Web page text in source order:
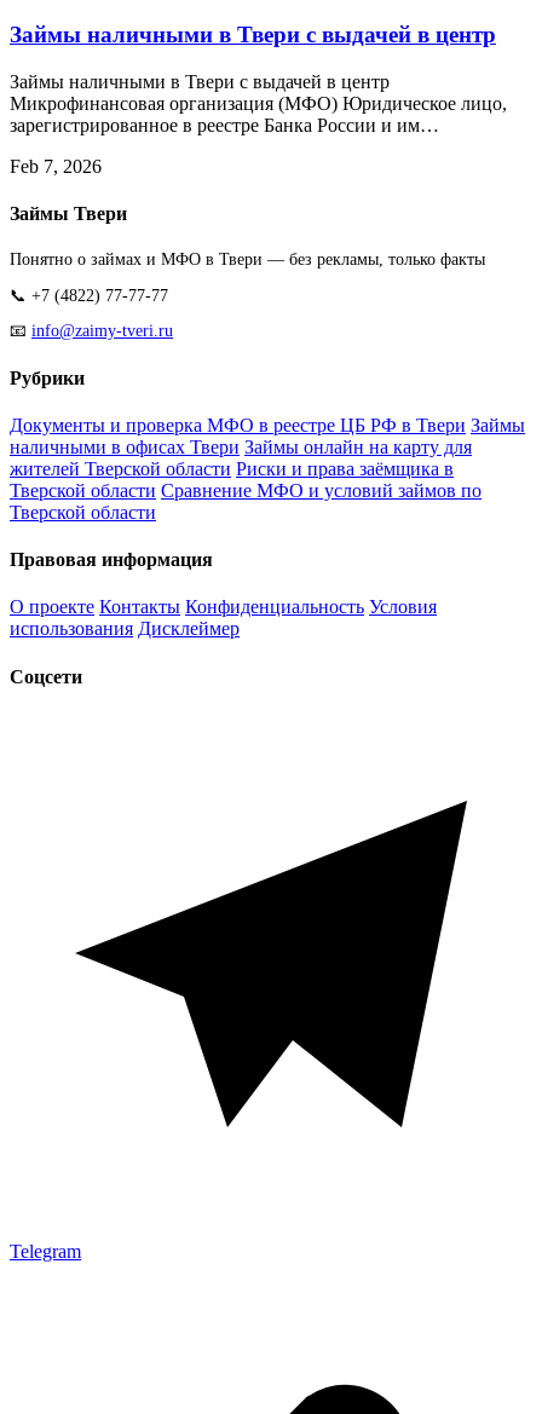
Займы наличными в Твери с выдачей в центр
Займы наличными в Твери с выдачей в центр
Микрофинансовая организация (МФО) Юридическое лицо,
зарегистрированное в реестре Банка России и им…
Feb 7, 2026
Займы Твери
Понятно о займах и МФО в Твери — без рекламы, только факты
📞 +7 (4822) 77-77-77
📧 info@zaimy-tveri.ru
Рубрики
Документы и проверка МФО в реестре ЦБ РФ в Твери Займы
наличными в офисах Твери Займы онлайн на карту для
жителей Тверской области Риски и права заёмщика в
Тверской области Сравнение МФО и условий займов по
Тверской области
Правовая информация
О проекте Контакты Конфиденциальность Условия
использования Дисклеймер
Соцсети
Telegram